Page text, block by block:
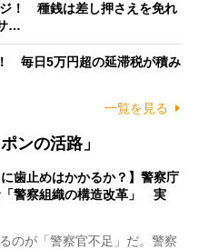
ジ！ 種銭は差し押さえを免れ
…
毎日5万円超の延滞税が積み
一覧を見る
ンの活路」
に歯止めはかかるか？】警察庁
警察組織の構造改革」 実
のが「警察官不足」だ。警察